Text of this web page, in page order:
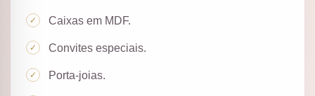
Caixas em MDF.
Convites especiais.
Porta-joias.